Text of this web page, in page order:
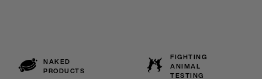
NAKED
PRODUCTS
FIGHTING
ANIMAL
TESTING